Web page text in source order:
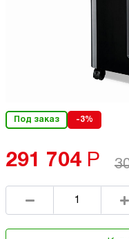
Под заказ -3%
291 704 Р